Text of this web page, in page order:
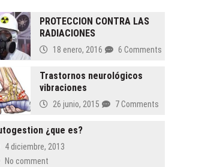
PROTECCION CONTRA LAS
RADIACIONES
18 enero, 2016 6 Comments
Trastornos neurológicos
vibraciones
26 junio, 2015 7 Comments
¿que es?
4 diciembre, 2013
No comment